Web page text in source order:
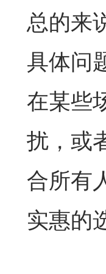
总的来
具体问
在某些
扰，或
合所有
实惠的